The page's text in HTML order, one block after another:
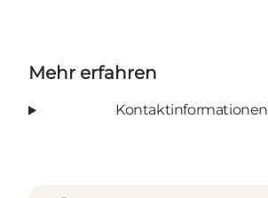
Mehr erfahren
Kontaktinformationen